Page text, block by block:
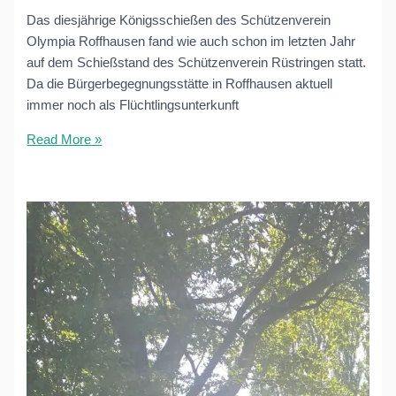
Das diesjährige Königsschießen des Schützenverein
Olympia Roffhausen fand wie auch schon im letzten Jahr
auf dem Schießstand des Schützenverein Rüstringen statt.
Da die Bürgerbegegnungsstätte in Roffhausen aktuell
immer noch als Flüchtlingsunterkunft
Jens
neuer
Schützenkönig
2024/2025
Read More »